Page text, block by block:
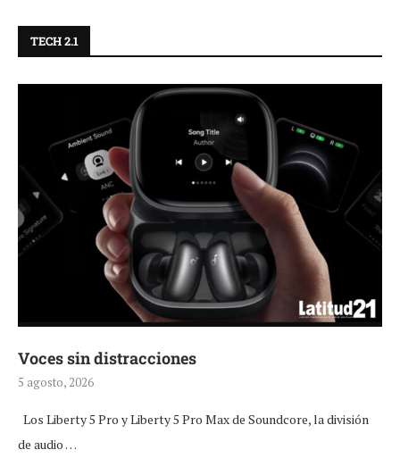
TECH 2.1
Voces sin distracciones
5 agosto, 2026
Los Liberty 5 Pro y Liberty 5 Pro Max de Soundcore, la división
de audio …